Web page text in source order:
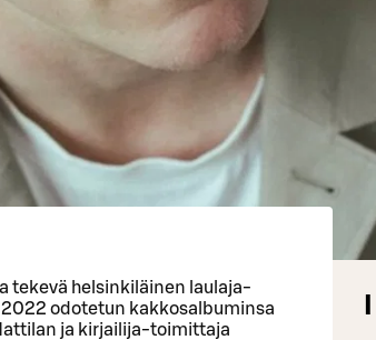
tekevä helsinkiläinen laulaja-
2022 odotetun kakkosalbuminsa
ja kirjailija-toimittaja